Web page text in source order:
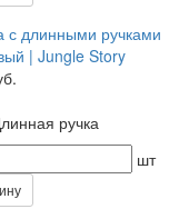
с длинными ручками
| Jungle Story
ручка
шт